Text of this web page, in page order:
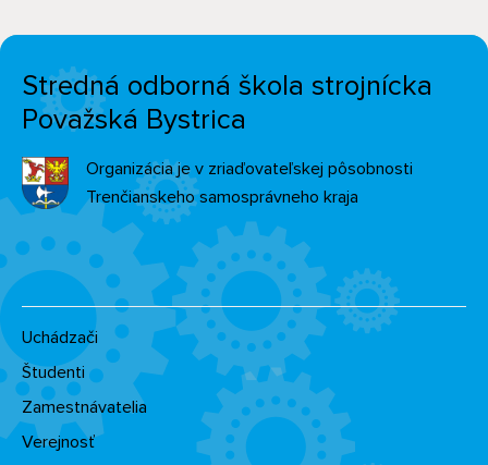
Stredná odborná škola strojnícka
Považská Bystrica
Organizácia je v zriaďovateľskej pôsobnosti
Trenčianskeho samosprávneho kraja
Uchádzači
Študenti
Zamestnávatelia
Verejnosť